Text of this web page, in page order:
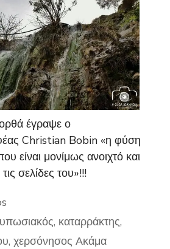
έγραψε ο
Christian Bobin «η φύση
είναι μονίμως ανοιχτό και
σελίδες του»!!!
, καταρράκτης,
, χερσόνησος Ακάμα